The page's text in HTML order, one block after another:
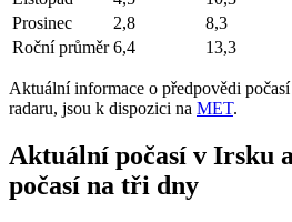
Prosinec
2,8 8,3
Roční průměr 6,4 13,3
Aktuální informace o předpovědi
radaru, jsou k dispozici na MET.
Aktuální počasí v Irsku
počasí na tři dny